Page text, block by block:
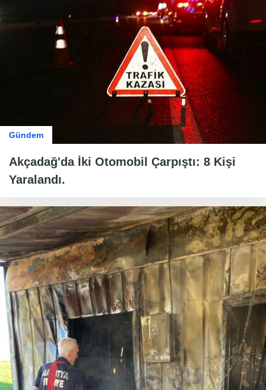
Gündem
Akçadağ'da İki Otomobil Çarpıştı: 8 Kişi
Yaralandı.